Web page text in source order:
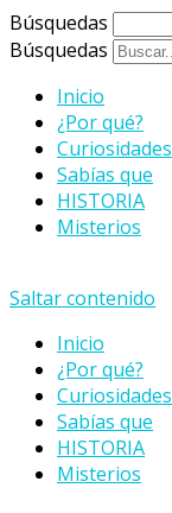
Búsquedas
Búsquedas
Inicio
¿Por qué?
Curiosidades
Sabías que
HISTORIA
Misterios
Saltar contenido
Inicio
¿Por qué?
Curiosidades
Sabías que
HISTORIA
Misterios